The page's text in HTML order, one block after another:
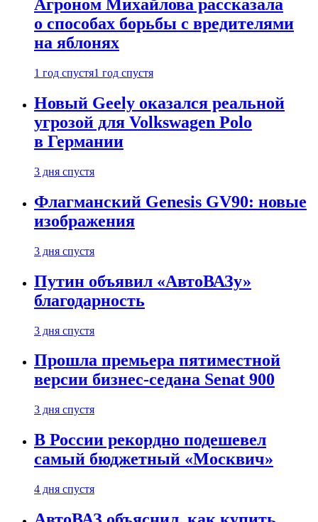
Агроном Михайлова рассказала
о способах борьбы с вредителями
на яблонях
1 год спустя1 год спустя
Новый Geely оказался реальной
угрозой для Volkswagen Polo
в Германии
3 дня спустя
Флагманский Genesis GV90: новые
изображения
3 дня спустя
Путин объявил «АвтоВАЗу»
благодарность
3 дня спустя
Прошла премьера пятиместной
версии бизнес-седана Senat 900
3 дня спустя
В России рекордно подешевел
самый бюджетный «Москвич»
4 дня спустя